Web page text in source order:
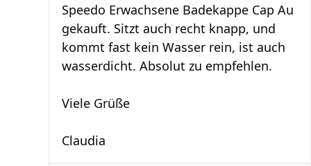
Speedo Erwachsene Badekappe Cap Au
gekauft. Sitzt auch recht knapp, und
kommt fast kein Wasser rein, ist auch
wasserdicht. Absolut zu empfehlen.
Viele Grüße
Claudia